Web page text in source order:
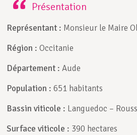
Présentation
Représentant : Monsieur le Maire
Région : Occitanie
Département : Aude
Population : 651 habitants
Bassin viticole : Languedoc –
Surface viticole : 390 hectares